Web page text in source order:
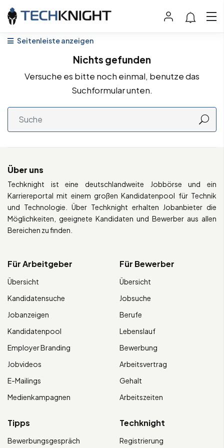
Seitenleiste anzeigen
Nichts gefunden
Versuche es bitte noch einmal, benutze das
Suchformular unten.
Über uns
Techknight ist eine deutschlandweite Jobbörse und ein
Karriereportal mit einem großen Kandidatenpool für Technik
und Technologie. Über Techknight erhalten Jobanbieter die
Möglichkeiten, geeignete Kandidaten und Bewerber aus allen
Bereichen zu finden.
Für Arbeitgeber
Übersicht
Kandidatensuche
Jobanzeigen
Kandidatenpool
Employer Branding
Jobvideos
E-Mailings
Medienkampagnen
Für Bewerber
Übersicht
Jobsuche
Berufe
Lebenslauf
Bewerbung
Arbeitsvertrag
Gehalt
Arbeitszeiten
Tipps
Bewerbungsgespräch
Techknight
Registrierung